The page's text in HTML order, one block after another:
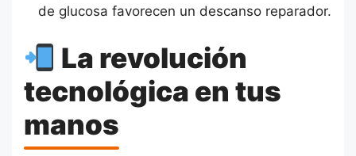
de glucosa favorecen un descanso reparador.
La revolución
tecnológica en tus
manos